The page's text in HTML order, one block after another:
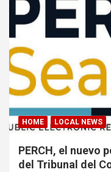
HOME LOCAL NEWS
PERCH, el nuevo
del Tribunal del